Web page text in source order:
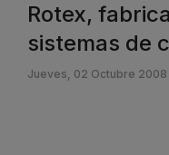
Rotex,
sistemas de
Jueves, 02 Octubre